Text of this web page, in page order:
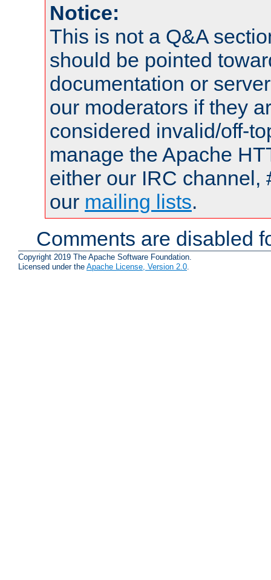
Notice:
This is not a Q&A
should be pointed
documentation or
our moderators if they
considered invalid/off-
manage the Apache
either our IRC channel,
our mailing lists.
Comments are disabled
Copyright 2019 The Apache Software Foundation.
Licensed under the Apache License, Version 2.0.